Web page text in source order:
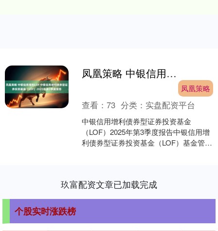
凤凰策略 中银信用增利LOF 中银信用增利债券型证券投资基金（LOF）2025年第3季度报告
凤凰策略
查看：73 分类： 实盘配资平台
中银信用增利债券型证券投资基金
（LOF）2025年第3季度报告中银信用增
利债券型证券投资基金（LOF）基金管理
玖富配资文章已加载完成
个股实时涨跌榜